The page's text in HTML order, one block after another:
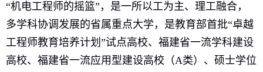
“机电工程师的摇篮”，是一所以工为主、理工融合，
多学科协调发展的省属重点大学， 是教育部首批“卓越
工程师教育培养计划”试点高校、福建省一流学科建设
高校、福建省一流应用型建设高校（A类）、 硕士学位